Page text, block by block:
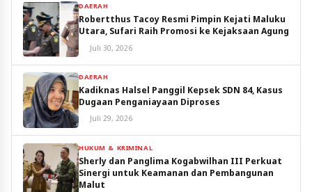
DAERAH
Robertthus Tacoy Resmi Pimpin Kejati Maluku
Utara, Sufari Raih Promosi ke Kejaksaan Agung
Juli 30, 2026
DAERAH
Kadiknas Halsel Panggil Kepsek SDN 84, Kasus
Dugaan Penganiayaan Diproses
Juli 29, 2026
HUKUM & KRIMINAL
Sherly dan Panglima Kogabwilhan III Perkuat
Sinergi untuk Keamanan dan Pembangunan
Malut